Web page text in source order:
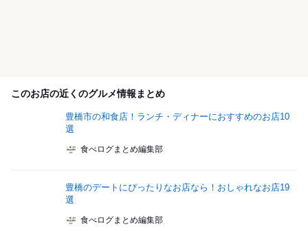
このお店の近くのグルメ情報まとめ
豊橋市の和食店！ランチ・ディナーにおすすめのお店10
選
食べログまとめ編集部
豊橋のデートにぴったりなお店なら！おしゃれなお店19
選
食べログまとめ編集部